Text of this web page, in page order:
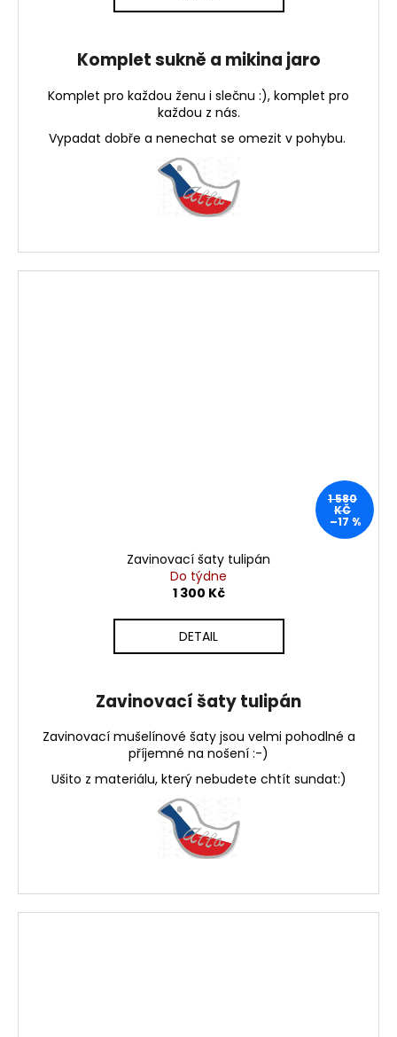
Komplet sukně a mikina jaro
Komplet pro každou ženu i slečnu :), komplet pro
každou z nás.
Vypadat dobře a nenechat se omezit v pohybu.
1 580
KČ
–17 %
Zavinovací šaty tulipán
Do týdne
1 300 Kč
DETAIL
Zavinovací šaty tulipán
Zavinovací mušelínové šaty jsou velmi pohodlné a
příjemné na nošení :-)
Ušito z materiálu, který nebudete chtít sundat:)